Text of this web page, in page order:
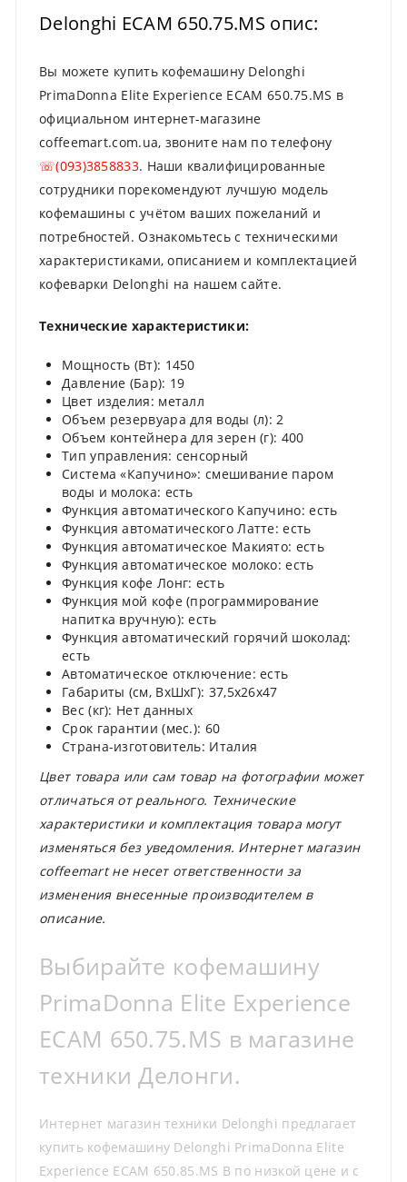
Delonghi ECAM 650.75.MS опис:
Вы можете купить кофемашину Delonghi
PrimaDonna Elite Experience ECAM 650.75.MS в
официальном интернет-магазине
coffeemart.com.ua, звоните нам по телефону
☏(093)3858833. Наши квалифицированные
сотрудники порекомендуют лучшую модель
кофемашины с учётом ваших пожеланий и
потребностей. Ознакомьтесь с техническими
характеристиками, описанием и комплектацией
кофеварки Delonghi на нашем сайте.
Технические характеристики:
Мощность (Вт): 1450
Давление (Бар): 19
Цвет изделия: металл
Объем резервуара для воды (л): 2
Объем контейнера для зерен (г): 400
Тип управления: сенсорный
Cистема «Капучино»: смешивание паром
воды и молока: есть
Функция автоматического Капучино: есть
Функция автоматического Латте: есть
Функция автоматическое Макиято: есть
Функция автоматическое молоко: есть
Функция кофе Лонг: есть
Функция мой кофе (программирование
напитка вручную): есть
Функция автоматический горячий шоколад:
есть
Автоматическое отключение: есть
Габариты (см, ВхШхГ): 37,5x26x47
Вес (кг): Нет данных
Срок гарантии (мес.): 60
Страна-изготовитель: Италия
Цвет товара или сам товар на фотографии может
отличаться от реального. Технические
характеристики и комплектация товара могут
изменяться без уведомления. Интернет магазин
coffeemart не несет ответственности за
изменения внесенные производителем в
описание.
Выбирайте кофемашину
PrimaDonna Elite Experience
ECAM 650.75.MS в магазине
техники Делонги.
Интернет магазин техники Delonghi предлагает
купить кофемашину Delonghi PrimaDonna Elite
Experience ECAM 650.85.MS B по низкой цене и с